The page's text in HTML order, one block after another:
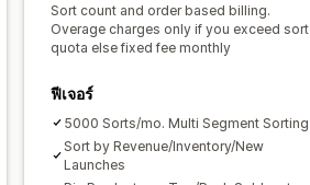
Sort count and order based billing.
Overage charges only if you exceed sort
quota else fixed fee monthly
ฟีเจอร์
5000 Sorts/mo. Multi Segment Sorting
Sort by Revenue/Inventory/New
Launches